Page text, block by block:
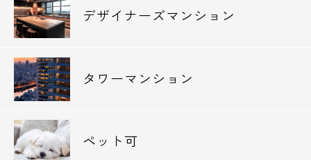
デザイナーズマンション
タワーマンション
ペット可